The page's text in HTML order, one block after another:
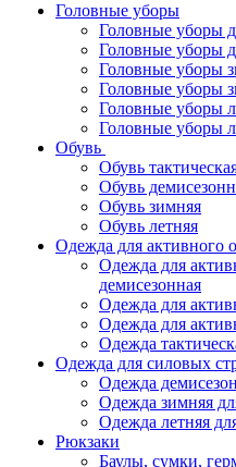
Головные уборы
Головные уборы
Головные уборы
Головные уборы
Головные уборы
Головные уборы
Головные уборы
Обувь
Обувь
Обувь
Обувь зимняя
Обувь летняя
Одежда для активного
Одежда для
демисезонная
Одежда для
Одежда для
Одежда
Одежда для силовых
Одежда
Одежда зимняя
Одежда летняя
Рюкзаки
Баулы, сумки,